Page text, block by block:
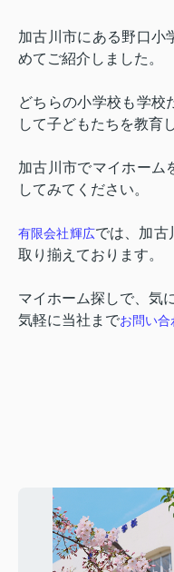
加古川市にある野口小
めてご紹介しました。
どちらの小学校も学校
して子どもたちを教育
加古川市でマイホーム
してみてください。
有限会社輝広では、加古
取り揃えております。
マイホーム探しで、気
気軽に当社までお問い合